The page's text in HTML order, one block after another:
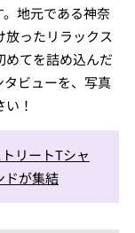
地元である神奈
ったリラックス
めてを詰め込んだ
ビューを、写真
！
リートTシャ
ドが集結